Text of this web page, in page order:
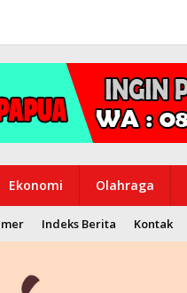
Ekonomi Olahraga
Indeks Berita Kontak